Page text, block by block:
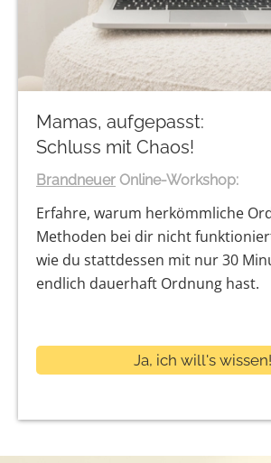
Mamas, aufgepasst:
Schluss mit Chaos!
Brandneuer Online-Workshop:
Erfahre, warum herkömmliche
Methoden bei dir nicht
wie du stattdessen mit nur 30
endlich dauerhaft Ordnung hast.
Ja, ich will's wissen!